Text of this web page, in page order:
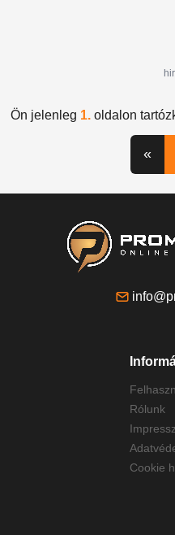
Ön jelenleg 1. oldalon
«
Rólunk
Cookie